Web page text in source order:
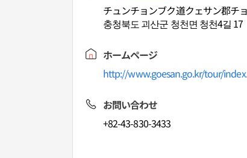
チュンチョンブク道クェサン郡チ
충청북도 괴산군 청천면 청천4길 17
ホームページ
http://www.goesan.go.kr/tour/
お問い合わせ
+82-43-830-3433